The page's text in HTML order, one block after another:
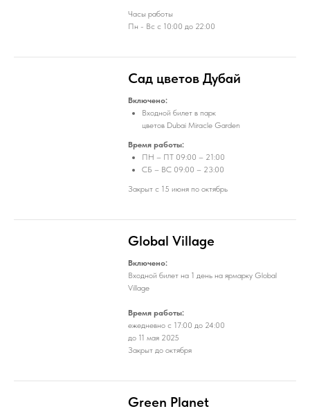
Часы работы
Пн - Вс с 10:00 до 22:00
Сад цветов Дубай
Включено:
Входной билет в парк
цветов Dubai Miracle Garden
Время работы:
​​​​​​ПН – ПТ 09:00 – 21:00
СБ – ВС 09:00 – 23:00
Закрыт с 15 июня по октябрь
Global Village
Включено:
Входной билет на 1 день на ярмарку Global
Village
Время работы:
ежедневно с 17:00 до 24:00
до 11 мая 2025
Закрыт до октября
Green Planet